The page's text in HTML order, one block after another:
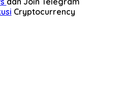
Cryptocurrency